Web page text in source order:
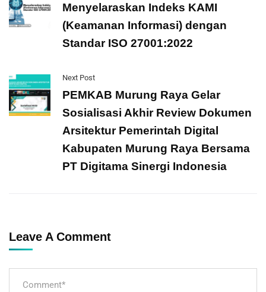
Menyelaraskan Indeks KAMI
(Keamanan Informasi) dengan
Standar ISO 27001:2022
Next Post
PEMKAB Murung Raya Gelar
Sosialisasi Akhir Review Dokumen
Arsitektur Pemerintah Digital
Kabupaten Murung Raya Bersama
PT Digitama Sinergi Indonesia
Leave A Comment